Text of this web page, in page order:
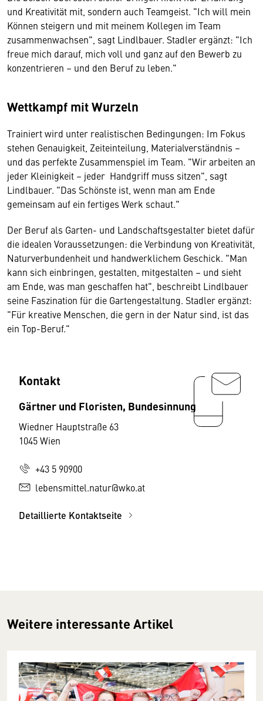
und Kreativität mit, sondern auch Teamgeist. "Ich will mein
Können steigern und mit meinem Kollegen im Team
zusammenwachsen", sagt Lindlbauer. Stadler ergänzt: "Ich
freue mich darauf, mich voll und ganz auf den Bewerb zu
konzentrieren – und den Beruf zu leben."
Wettkampf mit Wurzeln
Trainiert wird unter realistischen Bedingungen: Im Fokus
stehen Genauigkeit, Zeiteinteilung, Materialverständnis –
und das perfekte Zusammenspiel im Team. "Wir arbeiten an
jeder Kleinigkeit – jeder Handgriff muss sitzen", sagt
Lindlbauer. "Das Schönste ist, wenn man am Ende
gemeinsam auf ein fertiges Werk schaut."
Der Beruf als Garten- und Landschaftsgestalter bietet dafür
die idealen Voraussetzungen: die Verbindung von Kreativität,
Naturverbundenheit und handwerklichem Geschick. "Man
kann sich einbringen, gestalten, mitgestalten – und sieht
am Ende, was man geschaffen hat", beschreibt Lindlbauer
seine Faszination für die Gartengestaltung. Stadler ergänzt:
"Für kreative Menschen, die gern in der Natur sind, ist das
ein Top-Beruf."
Kontakt
Gärtner und Floristen, Bundesinnung
Wiedner Hauptstraße 63
1045 Wien
+43 5 90900
lebensmittel.natur@wko.at
Detaillierte Kontaktseite
Weitere interessante Artikel